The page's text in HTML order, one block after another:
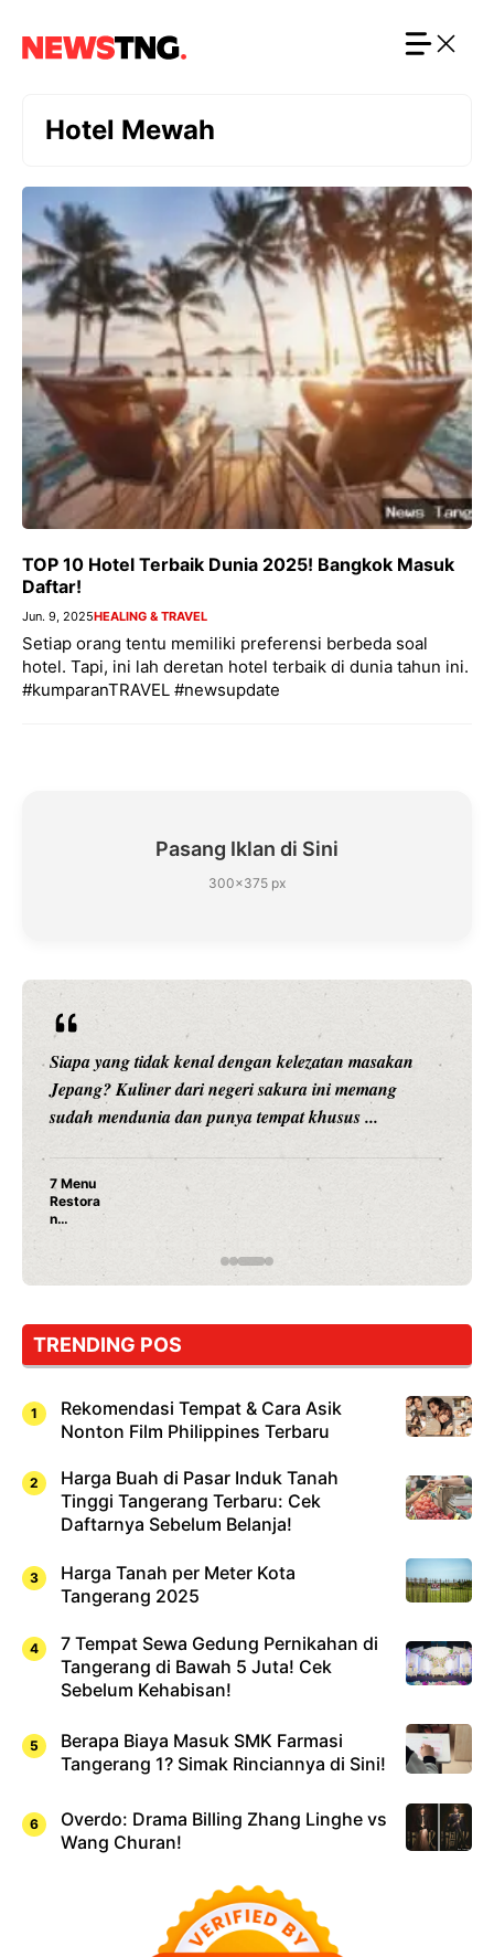
Hotel Mewah
TOP 10 Hotel Terbaik Dunia 2025! Bangkok Masuk
Daftar!
Jun. 9, 2025HEALING & TRAVEL
Setiap orang tentu memiliki preferensi berbeda soal
hotel. Tapi, ini lah deretan hotel terbaik di dunia tahun ini.
#kumparanTRAVEL #newsupdate
Pasang Iklan di Sini
300×375 px
Siapa yang tidak kenal dengan kelezatan masakan
Jepang? Kuliner dari negeri sakura ini memang
sudah mendunia dan punya tempat khusus ...
7 Menu
Restora
n
Jepang
yang
Dicoba,
Cuma
Sushi!
TRENDING POS
Rekomendasi Tempat & Cara Asik
Nonton Film Philippines Terbaru
Harga Buah di Pasar Induk Tanah
Tinggi Tangerang Terbaru: Cek
Daftarnya Sebelum Belanja!
Harga Tanah per Meter Kota
Tangerang 2025
7 Tempat Sewa Gedung Pernikahan di
Tangerang di Bawah 5 Juta! Cek
Sebelum Kehabisan!
Berapa Biaya Masuk SMK Farmasi
Tangerang 1? Simak Rinciannya di Sini!
Overdo: Drama Billing Zhang Linghe vs
Wang Churan!